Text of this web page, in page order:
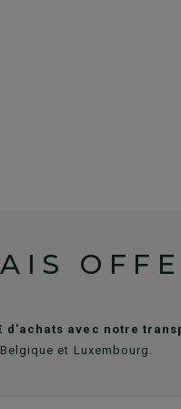
avec notre
et Luxembourg.